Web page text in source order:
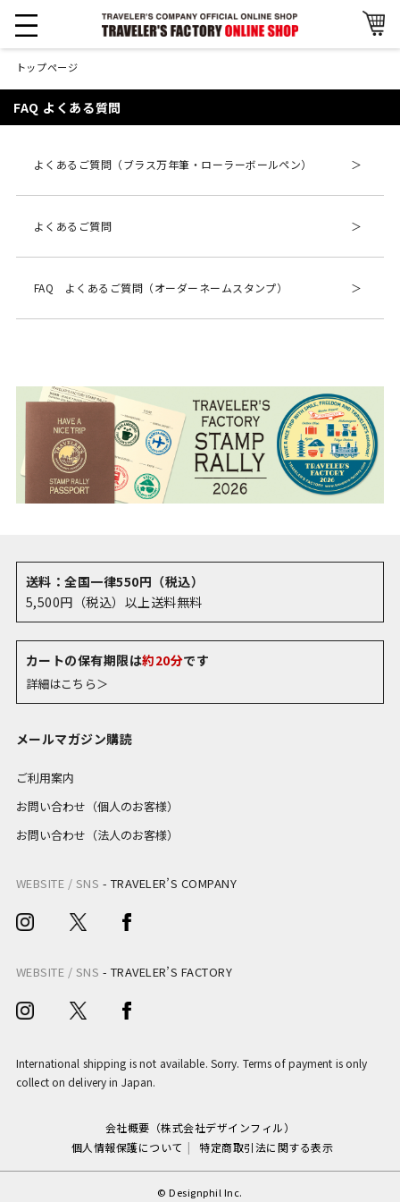
トップページ
FAQ よくある質問
よくあるご質問（ブラス万年筆・ローラーボールペン）
よくあるご質問
FAQ よくあるご質問（オーダーネームスタンプ）
送料：全国一律550円（税込）
5,500円（税込）以上送料無料
カートの保有期限は約20分です
詳細はこちら＞
メールマガジン購読
ご利用案内
お問い合わせ（個人のお客様）
お問い合わせ（法人のお客様）
WEBSITE / SNS - TRAVELER’S COMPANY
WEBSITE / SNS - TRAVELER’S FACTORY
International shipping is not available. Sorry. Terms of payment is only
collect on delivery in Japan.
会社概要（株式会社デザインフィル）
個人情報保護について
特定商取引法に関する表示
© Designphil Inc.